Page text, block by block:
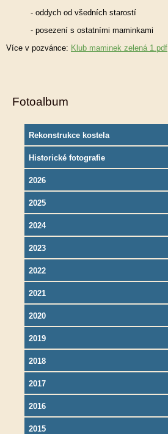
- oddych od všedních starostí
- posezení s ostatními maminkami
Více v pozvánce: Klub maminek zelená 1.pdf
Fotoalbum
Rekonstrukce kostela
Historické fotografie
2026
2025
2024
2023
2022
2021
2020
2019
2018
2017
2016
2015